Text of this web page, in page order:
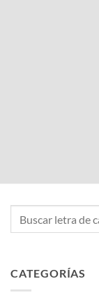
CATEGORÍAS